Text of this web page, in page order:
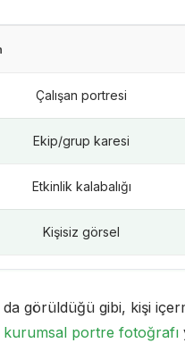
Çalışan portresi
Ekip/grup karesi
Etkinlik kalabalığı
Kişisiz görsel
da görüldüğü gibi, kişi
kurumsal portre fotoğrafı